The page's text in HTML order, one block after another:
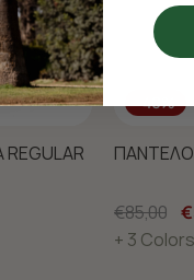
-40%
€85,00
+ 3 Colors